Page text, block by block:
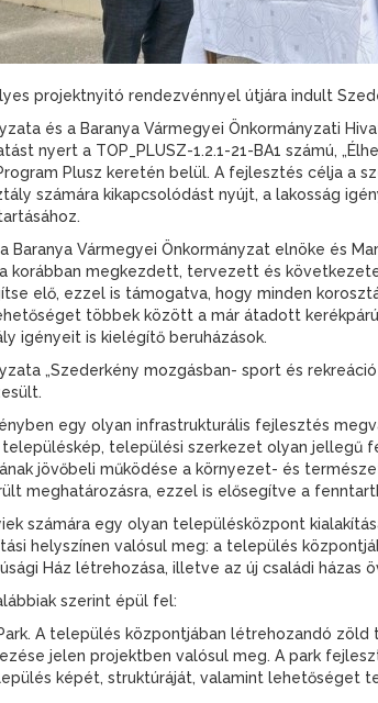
projektnyitó rendezvénnyel útjára indult
és a Baranya Vármegyei Önkormányzati
nyert a TOP_PLUSZ-1.2.1-21-BA1 számú,
Plusz keretén belül. A fejlesztés célja a
számára kikapcsolódást nyújt, a lakosság
Baranya Vármegyei Önkormányzat elnöke és
korábban megkezdett, tervezett és
elő, ezzel is támogatva, hogy minden
többek között a már átadott
igényeit is kielégítő beruházások.
„Szederkény mozgásban- sport és
egy olyan infrastrukturális fejlesztés
települési szerkezet olyan jellegű
jövőbeli működése a környezet- és
meghatározásra, ezzel is elősegítve a
számára egy olyan településközpont
helyszínen valósul meg: a település
Ház létrehozása, illetve az új családi házas
szerint épül fel:
A település központjában létrehozandó
jelen projektben valósul meg. A park
képét, struktúráját, valamint lehetőséget